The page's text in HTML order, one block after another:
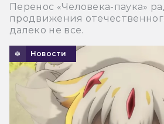
Перенос «Человека-паука»
продвижения
далеко не все.
Новости